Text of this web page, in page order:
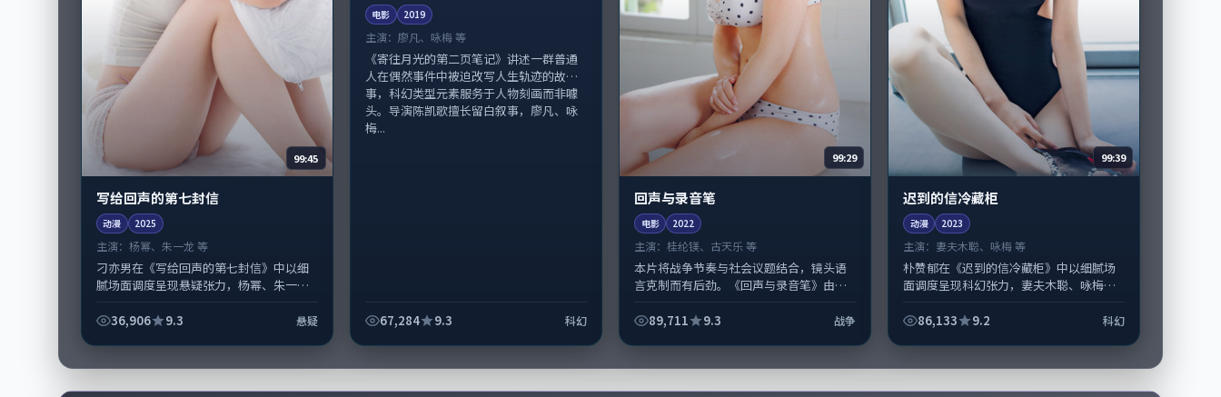
99:45
写给回声的第七封信
动漫 2025
主演： 杨幂、朱一龙 等
刁亦男在《写给回声的第七封信》中以细
腻场面调度呈现悬疑张力，杨幂、朱一龙
要在新加坡完成制作协同，2025-1...
36,906 9.3 悬疑
电影 2019
主演：廖凡、咏梅 等
《寄往月光的第二页笔记》讲述一群普通
人在偶然事件中被迫改写人生轨迹的故
事，科幻类型元素服务于人物刻画而非噱
头。导演陈凯歌擅长留白叙事，廖凡、咏
梅...
67,284 9.3 科幻
99:29
回声与录音笔
电影 2022
主演：桂纶镁、古天乐 等
本片将战争节奏与社会议题结合，镜头语
言克制而有后劲。《回声与录音笔》由丹
线；取景与声音设计凸显日本城市质感，...
89,711 9.3 战争
99:39
迟到的信冷藏柜
动漫 2023
主演： 妻夫木聪、咏梅 等
朴赞郁在《迟到的信冷藏柜》中以细腻场
面调度呈现科幻张力，妻夫木聪、咏梅领
在韩国完成制作协同，2023-03-...
86,133 9.2 科幻